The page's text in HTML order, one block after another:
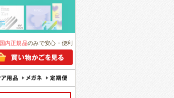
国内正規品のみで安心・便利